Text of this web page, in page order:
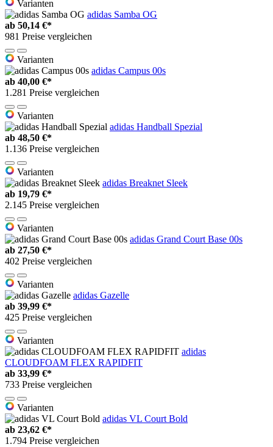
Varianten
adidas Samba OG
ab 50,14 €*
981 Preise vergleichen
Varianten
adidas Campus 00s
ab 40,00 €*
1.281 Preise vergleichen
Varianten
adidas Handball Spezial
ab 48,50 €*
1.136 Preise vergleichen
Varianten
adidas Breaknet Sleek
ab 19,79 €*
2.145 Preise vergleichen
Varianten
adidas Grand Court Base 00s
ab 27,50 €*
402 Preise vergleichen
Varianten
adidas Gazelle
ab 39,99 €*
425 Preise vergleichen
Varianten
adidas
CLOUDFOAM FLEX RAPIDFIT
ab 33,99 €*
733 Preise vergleichen
Varianten
adidas VL Court Bold
ab 23,62 €*
1.794 Preise vergleichen